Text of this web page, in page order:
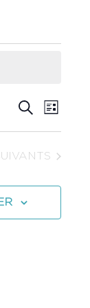
et
vues
de
vues
LISTE